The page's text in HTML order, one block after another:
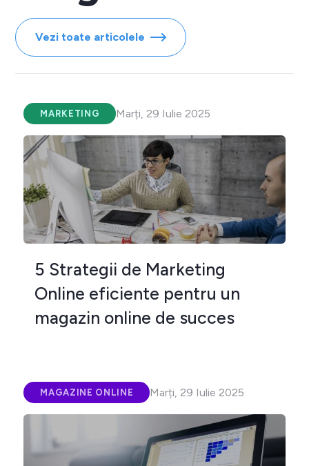
Vezi toate articolele
MARKETING Marți, 29 Iulie 2025
5 Strategii de Marketing
Online eficiente pentru un
magazin online de succes
MAGAZINE ONLINE Marți, 29 Iulie 2025